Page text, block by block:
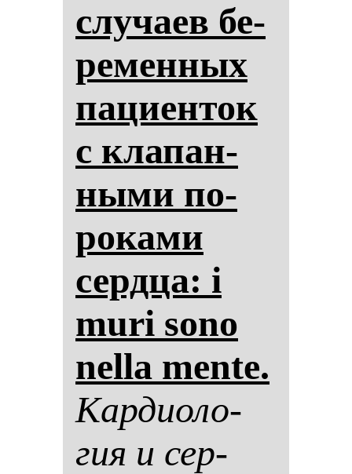
слу­ча­ев бе­
ре­мен­ных
па­ци­ен­ток
с кла­пан­
ны­ми по­
ро­ка­ми
сер­дца: i
muri sono
nella mente.
Кар­ди­оло­
гия и сер­